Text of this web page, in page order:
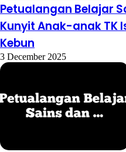
Petualangan Belajar
Kunyit Anak-anak TK
Kebun
3 December 2025